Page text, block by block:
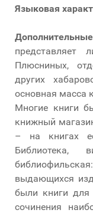
Языковая
представляет
Плюсниных,
других
основная масса
Многие книги
книжный
– на книгах
Библиотека,
выдающихся
были книги для
сочинения